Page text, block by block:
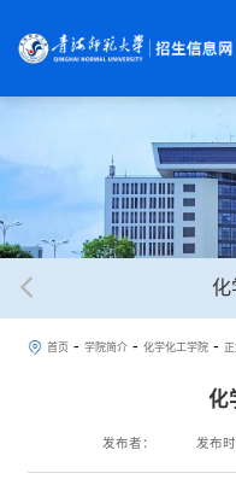
化
首页 - 学院简介 - 化学化工学院 -
化
发布者： 发布